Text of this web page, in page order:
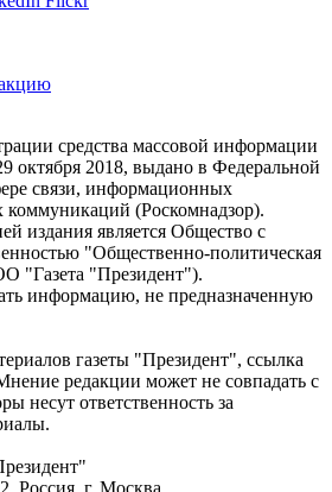
средства массовой информации
2018, выдано в Федеральной
связи, информационных
коммуникаций (Роскомнадзор).
издания является Общество с
"Общественно-политическая
"Газета "Президент").
информацию, не предназначенную
газеты "Президент", ссылка
редакции может не совпадать с
несут ответственность за
Россия, г. Москва,